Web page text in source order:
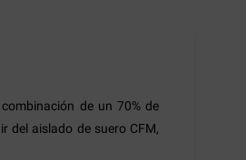
de un 70% de
del aislado de suero CFM,